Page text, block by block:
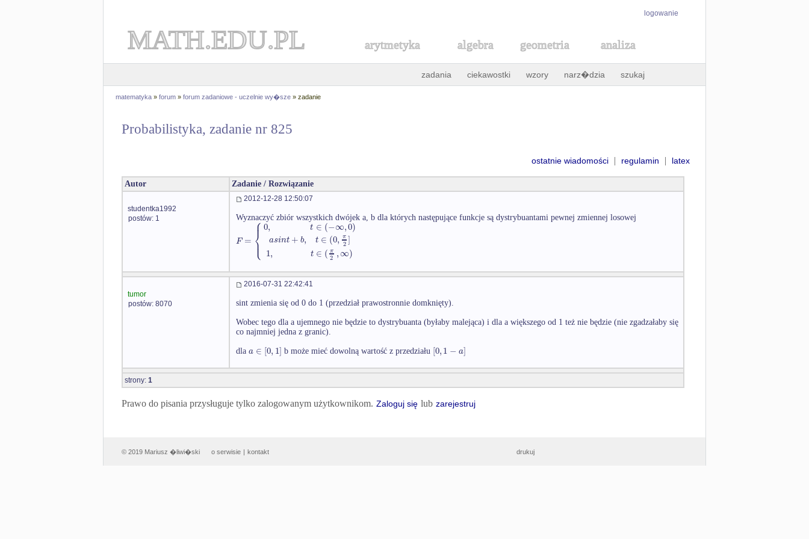
logowanie
MATH.EDU.PL arytmetyka algebra geometria analiza
zadania ciekawostki wzory narz�dzia szukaj
matematyka » forum » forum zadaniowe - uczelnie wy�sze » zadanie
Probabilistyka, zadanie nr 825
ostatnie wiadomości | regulamin | latex
Autor Zadanie / Rozwiązanie
studentka1992
postów: 1
2012-12-28 12:50:07
Wyznaczyć zbiór wszystkich dwójek a, b dla których następujące funkcje są dystrybuantami pewnej zmiennej losowej
F = ⎧
⎩
⎨
⎪
⎪
0, t ∈ (−∞,0)
asint+ b, t ∈ (0, π
2]
1, t ∈ ( π
2 ,∞)
tumor
postów: 8070
2016-07-31 22:42:41
sint zmienia się od 0 do 1 (przedział prawostronnie domknięty).
Wobec tego dla a ujemnego nie będzie to dystrybuanta (byłaby malejąca) i dla a większego od 1 też nie będzie (nie zgadzałaby się
co najmniej jedna z granic).
dla a ∈ [0, 1] b może mieć dowolną wartość z przedziału [0,1 − a]
strony: 1
Prawo do pisania przysługuje tylko zalogowanym użytkownikom. Zaloguj się lub zarejestruj
© 2019 Mariusz �liwi�ski o serwisie | kontakt drukuj